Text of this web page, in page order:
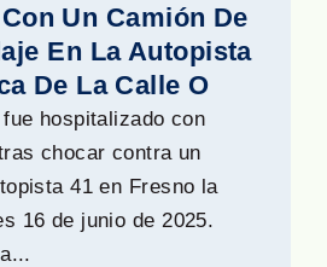
Un Camión De
En La Autopista
De La Calle O
hospitalizado con
chocar contra un
41 en Fresno la
16 de junio de 2025.